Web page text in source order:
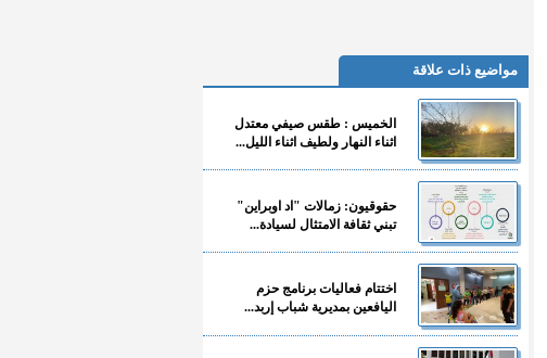
مواضيع ذات علاقة
الخميس : طقس صيفي معتدل
اثناء النهار ولطيف اثناء الليل...
حقوقيون: زمالات "اد اوبراين"
تبني ثقافة الامتثال لسيادة...
اختتام فعاليات برنامج حزم
اليافعين بمديرية شباب إربد...